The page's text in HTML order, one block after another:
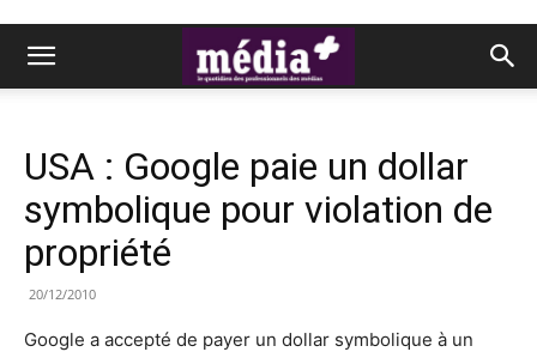
USA : Google paie un dollar
symbolique pour violation de
propriété
20/12/2010
Google a accepté de payer un dollar symbolique à un